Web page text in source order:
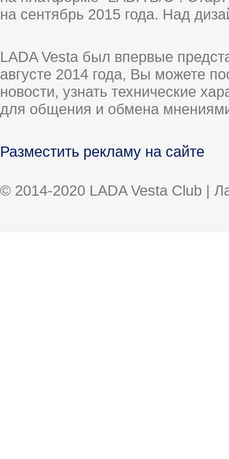
на сентябрь 2015 года. Над
LADA Vesta был впервые
августе 2014 года, Вы можете
новости, узнать технические
для общения и обмена
Разместить рекламу на сайте
© 2014-2020 LADA Vesta Club |